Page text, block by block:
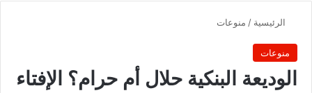
الرئيسية / منوعات
منوعات
الوديعة البنكية حلال أم حرام؟ الإفتاء